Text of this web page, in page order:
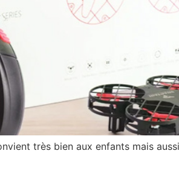
très bien aux enfants mais